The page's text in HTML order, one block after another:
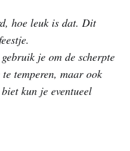
hoe leuk is dat. Dit
je om de scherpte
temperen, maar ook
kun je eventueel